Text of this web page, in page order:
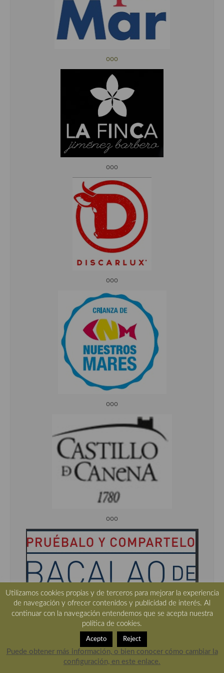
ooo
ooo
ooo
ooo
ooo
Utilizamos cookies propias y de terceros para mejorar la experiencia
de navegación y ofrecer contenidos y publicidad de interés. Al
continuar con la navegación entendemos que se acepta nuestra
política de cookies.
Acepto Reject
Puede obtener más información, o bien conocer cómo cambiar la
configuración, en este enlace.